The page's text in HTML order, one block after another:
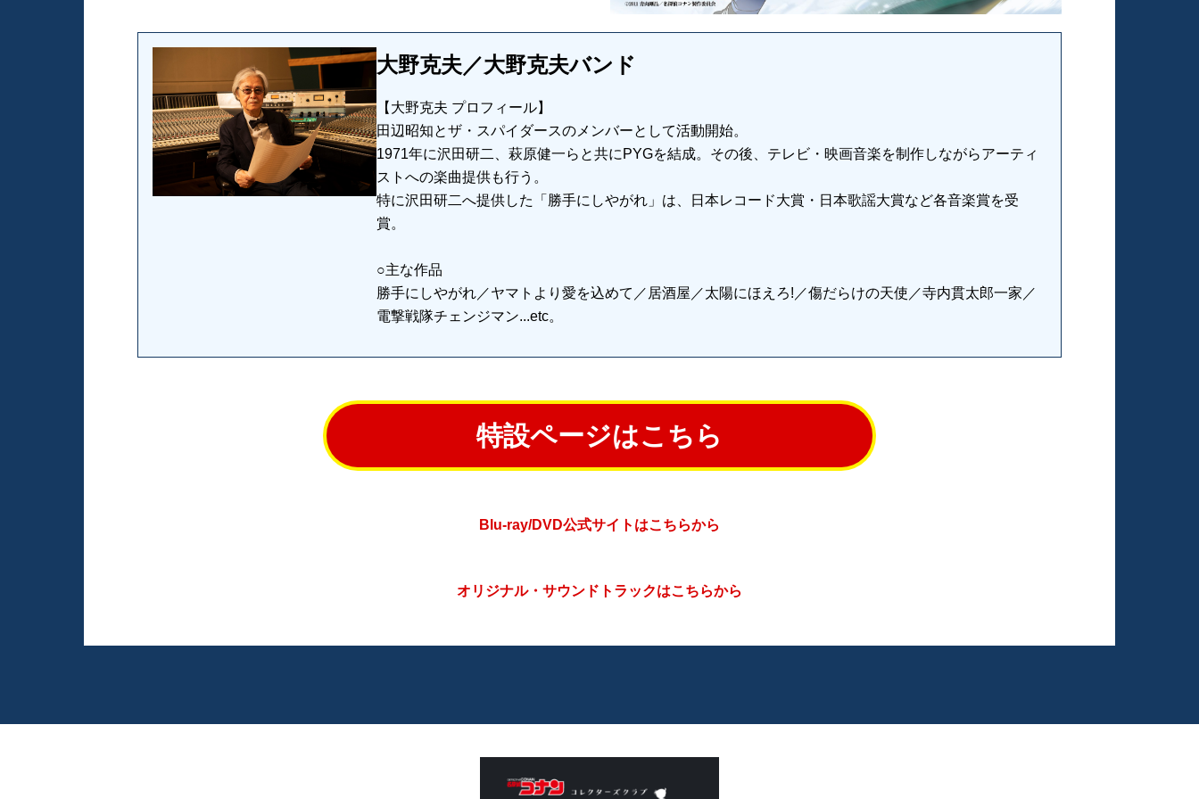
大野克夫／大野克夫バンド
【大野克夫 プロフィール】
田辺昭知とザ・スパイダースのメンバーとして活動開始。
1971年に沢田研二、萩原健一らと共にPYGを結成。その後、テレビ・映画音楽を制作しながらアーティ
ストへの楽曲提供も行う。
特に沢田研二へ提供した「勝手にしやがれ」は、日本レコード大賞・日本歌謡大賞など各音楽賞を受
賞。
○主な作品
勝手にしやがれ／ヤマトより愛を込めて／居酒屋／太陽にほえろ!／傷だらけの天使／寺内貫太郎一家／
電撃戦隊チェンジマン...etc。
特設ページはこちら
Blu-ray/DVD公式サイトはこちらから
オリジナル・サウンドトラックはこちらから